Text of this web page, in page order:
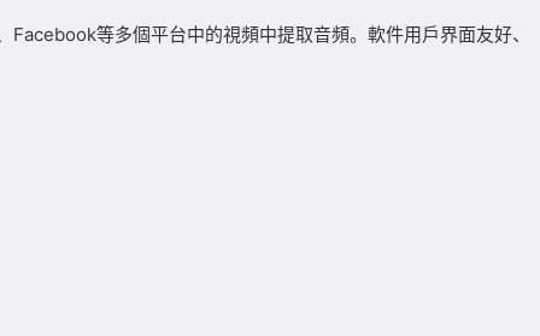
等多個平台中的視頻中提取音頻。軟件用戶界面友好、